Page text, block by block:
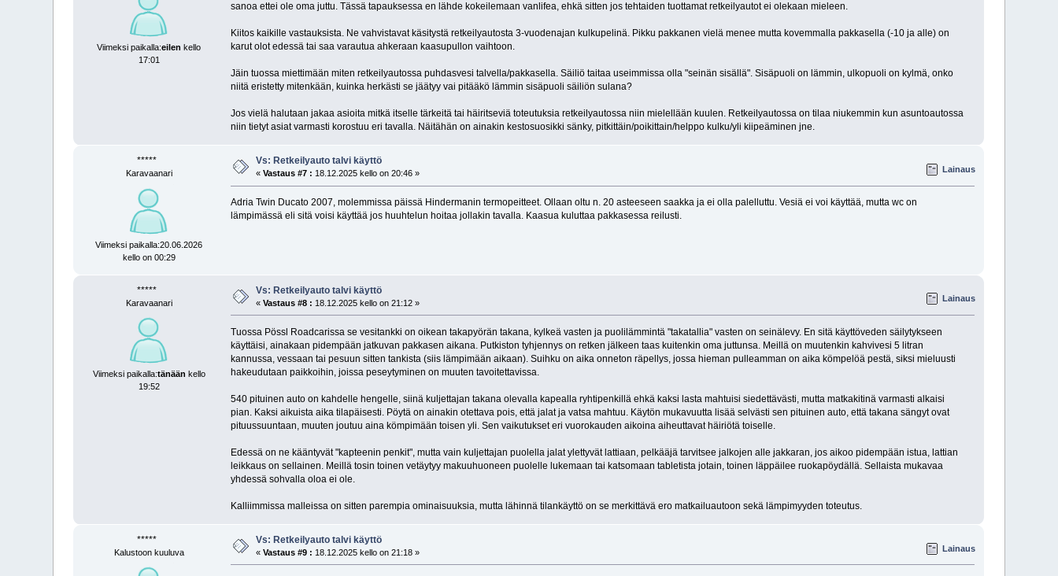
Viimeksi paikalla:eilen kello
17:01
sanoa ettei ole oma juttu. Tässä tapauksessa en lähde kokeilemaan vanlifea, ehkä sitten jos tehtaiden tuottamat retkeilyautot ei olekaan mieleen.
Kiitos kaikille vastauksista. Ne vahvistavat käsitystä retkeilyautosta 3-vuodenajan kulkupelinä. Pikku pakkanen vielä menee mutta kovemmalla pakkasella (-10 ja alle) on
karut olot edessä tai saa varautua ahkeraan kaasupullon vaihtoon.
Jäin tuossa miettimään miten retkeilyautossa puhdasvesi talvella/pakkasella. Säiliö taitaa useimmissa olla "seinän sisällä". Sisäpuoli on lämmin, ulkopuoli on kylmä, onko
niitä eristetty mitenkään, kuinka herkästi se jäätyy vai pitääkö lämmin sisäpuoli säiliön sulana?
Jos vielä halutaan jakaa asioita mitkä itselle tärkeitä tai häiritseviä toteutuksia retkeilyautossa niin mielellään kuulen. Retkeilyautossa on tilaa niukemmin kun asuntoautossa
niin tietyt asiat varmasti korostuu eri tavalla. Näitähän on ainakin kestosuosikki sänky, pitkittäin/poikittain/helppo kulku/yli kiipeäminen jne.
*****
Karavaanari
Viimeksi paikalla:20.06.2026
kello on 00:29
Vs: Retkeilyauto talvi käyttö
«Vastaus #7 : 18.12.2025 kello on 20:46 » Lainaus
Adria Twin Ducato 2007, molemmissa päissä Hindermanin termopeitteet. Ollaan oltu n. 20 asteeseen saakka ja ei olla palelluttu. Vesiä ei voi käyttää, mutta wc on
lämpimässä eli sitä voisi käyttää jos huuhtelun hoitaa jollakin tavalla. Kaasua kuluttaa pakkasessa reilusti.
*****
Karavaanari
Viimeksi paikalla:tänään kello
19:52
Vs: Retkeilyauto talvi käyttö
«Vastaus #8 : 18.12.2025 kello on 21:12 » Lainaus
Tuossa Pössl Roadcarissa se vesitankki on oikean takapyörän takana, kylkeä vasten ja puolilämmintä "takatallia" vasten on seinälevy. En sitä käyttöveden säilytykseen
käyttäisi, ainakaan pidempään jatkuvan pakkasen aikana. Putkiston tyhjennys on retken jälkeen taas kuitenkin oma juttunsa. Meillä on muutenkin kahvivesi 5 litran
kannussa, vessaan tai pesuun sitten tankista (siis lämpimään aikaan). Suihku on aika onneton räpellys, jossa hieman pulleamman on aika kömpelöä pestä, siksi mieluusti
hakeudutaan paikkoihin, joissa peseytyminen on muuten tavoitettavissa.
540 pituinen auto on kahdelle hengelle, siinä kuljettajan takana olevalla kapealla ryhtipenkillä ehkä kaksi lasta mahtuisi siedettävästi, mutta matkakitinä varmasti alkaisi
pian. Kaksi aikuista aika tilapäisesti. Pöytä on ainakin otettava pois, että jalat ja vatsa mahtuu. Käytön mukavuutta lisää selvästi sen pituinen auto, että takana sängyt ovat
pituussuuntaan, muuten joutuu aina kömpimään toisen yli. Sen vaikutukset eri vuorokauden aikoina aiheuttavat häiriötä toiselle.
Edessä on ne kääntyvät "kapteenin penkit", mutta vain kuljettajan puolella jalat ylettyvät lattiaan, pelkääjä tarvitsee jalkojen alle jakkaran, jos aikoo pidempään istua, lattian
leikkaus on sellainen. Meillä tosin toinen vetäytyy makuuhuoneen puolelle lukemaan tai katsomaan tabletista jotain, toinen läppäilee ruokapöydällä. Sellaista mukavaa
yhdessä sohvalla oloa ei ole.
Kalliimmissa malleissa on sitten parempia ominaisuuksia, mutta lähinnä tilankäyttö on se merkittävä ero matkailuautoon sekä lämpimyyden toteutus.
*****
Kalustoon kuuluva
Vs: Retkeilyauto talvi käyttö
«Vastaus #9 : 18.12.2025 kello on 21:18 » Lainaus